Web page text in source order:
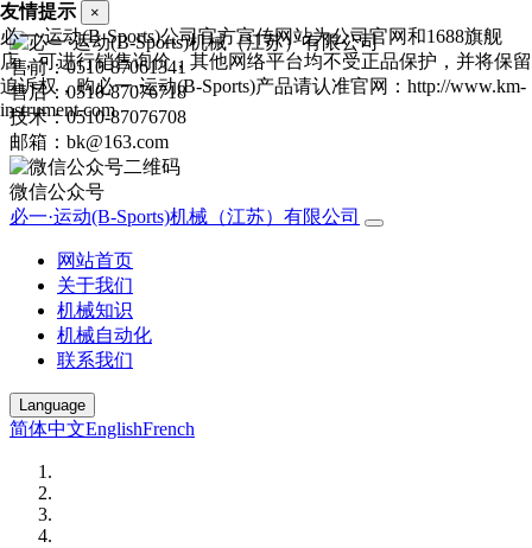
售前：0510-87061341
售后：0510-87076718
技术：0510-87076708
邮箱：bk@163.com
微信公众号
必一·运动(B-Sports)机械（江苏）有限公司
网站首页
关于我们
机械知识
机械自动化
联系我们
Language
简体中文EnglishFrench
友情提示 ×
必一·运动(B-Sports)公司官方宣传网站为公司官网和1688旗舰
店，可进行销售询价，其他网络平台均不受正品保护，并将保留
追诉权，购必一·运动(B-Sports)产品请认准官网：http://www.km-
instrument.com